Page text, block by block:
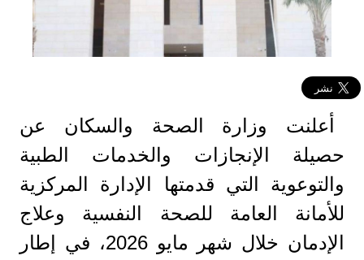
أعلنت وزارة الصحة والسكان عن
حصيلة الإنجازات والخدمات الطبية
والتوعوية التي قدمتها الإدارة المركزية
للأمانة العامة للصحة النفسية وعلاج
الإدمان خلال شهر مايو 2026، في إطار